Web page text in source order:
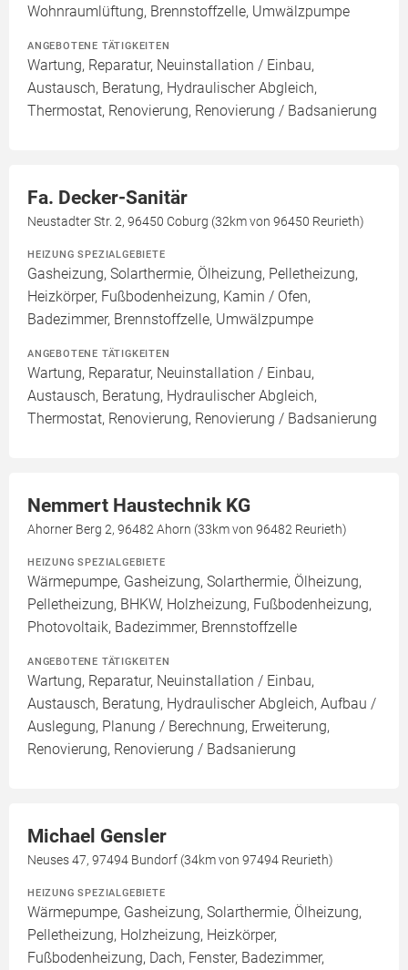
Wohnraumlüftung, Brennstoffzelle, Umwälzpumpe
ANGEBOTENE TÄTIGKEITEN
Wartung, Reparatur, Neuinstallation / Einbau,
Austausch, Beratung, Hydraulischer Abgleich,
Thermostat, Renovierung, Renovierung / Badsanierung
Fa. Decker-Sanitär
Neustadter Str. 2, 96450 Coburg (32km von 96450 Reurieth)
HEIZUNG SPEZIALGEBIETE
Gasheizung, Solarthermie, Ölheizung, Pelletheizung,
Heizkörper, Fußbodenheizung, Kamin / Ofen,
Badezimmer, Brennstoffzelle, Umwälzpumpe
ANGEBOTENE TÄTIGKEITEN
Wartung, Reparatur, Neuinstallation / Einbau,
Austausch, Beratung, Hydraulischer Abgleich,
Thermostat, Renovierung, Renovierung / Badsanierung
Nemmert Haustechnik KG
Ahorner Berg 2, 96482 Ahorn (33km von 96482 Reurieth)
HEIZUNG SPEZIALGEBIETE
Wärmepumpe, Gasheizung, Solarthermie, Ölheizung,
Pelletheizung, BHKW, Holzheizung, Fußbodenheizung,
Photovoltaik, Badezimmer, Brennstoffzelle
ANGEBOTENE TÄTIGKEITEN
Wartung, Reparatur, Neuinstallation / Einbau,
Austausch, Beratung, Hydraulischer Abgleich, Aufbau /
Auslegung, Planung / Berechnung, Erweiterung,
Renovierung, Renovierung / Badsanierung
Michael Gensler
Neuses 47, 97494 Bundorf (34km von 97494 Reurieth)
HEIZUNG SPEZIALGEBIETE
Wärmepumpe, Gasheizung, Solarthermie, Ölheizung,
Pelletheizung, Holzheizung, Heizkörper,
Fußbodenheizung, Dach, Fenster, Badezimmer,